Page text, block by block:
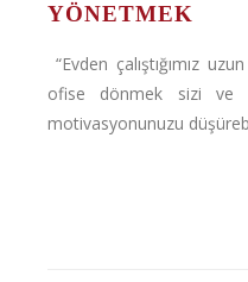
YÖNETMEK
“Evden çalıştığımız
ofise dönmek sizi ve
motivasyonunuzu